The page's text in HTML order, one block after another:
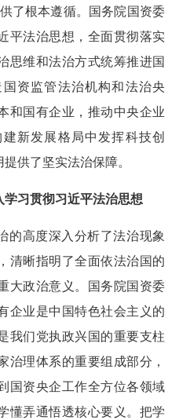
了根本遵循。国务院国资委
平法治思想，全面贯彻落实
思维和法治方式统筹推进国
资监管法治机构和法治央
和国有企业，推动中央企业
新发展格局中发挥科技创
供了坚实法治保障。
习贯彻习近平法治思想
的高度深入分析了法治现象
清晰指明了全面依法治国的
大政治意义。国务院国资委
企业是中国特色社会主义的
我们党执政兴国的重要支柱
治理体系的重要组成部分，
国资央企工作全方位各领域
懂弄通悟透核心要义。把学